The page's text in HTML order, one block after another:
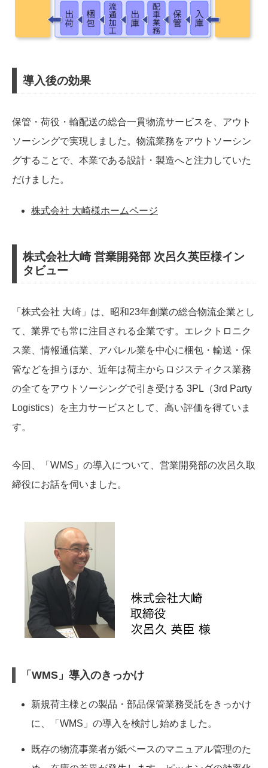
導入後の効果
保管・荷役・輸配送の総合一貫物流サービスを、アウト
ソーシングで実現しました。物流業務をアウトソーシン
グすることで、本業である設計・製造へと注力していた
だけました。
株式会社 大崎様ホームページ
株式会社大崎 営業開発部 次呂久英臣様イン
タビュー
「株式会社 大崎」は、昭和23年創業の総合物流企業とし
て、業界でも常に注目される企業です。エレクトロニク
ス業、情報通信業、アパレル業を中心に梱包・輸送・保
管などを担うほか、近年は荷主からロジスティクス業務
の全てをアウトソーシングで引き受ける 3PL（3rd Party
Logistics）を主力サービスとして、高い評価を得ていま
す。
今回、「WMS」の導入について、営業開発部の次呂久取
締役にお話を伺いました。
「WMS」導入のきっかけ
新規荷主様との製品・部品保管業務受託をきっかけ
に、「WMS」の導入を検討し始めました。
既存の物流事業者が紙ベースのマニュアル管理のた